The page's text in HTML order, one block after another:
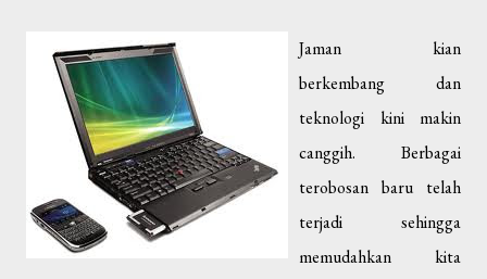
Jaman kian
berkembang dan
teknologi kini makin
canggih. Berbagai
terobosan baru telah
terjadi sehingga
memudahkan kita